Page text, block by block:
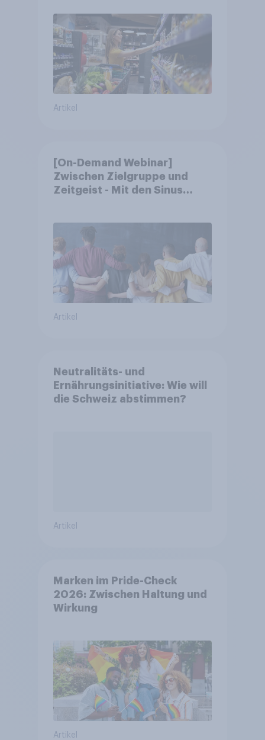
Artikel
[On-Demand Webinar]
Zwischen Zielgruppe und
Zeitgeist - Mit den Sinus
Artikel
Neutralitäts- und
Ernährungsinitiative: Wie will
die Schweiz abstimmen?
Artikel
Marken im Pride-Check
2026: Zwischen Haltung und
Wirkung
Artikel